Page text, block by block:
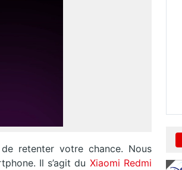
retenter votre chance. Nous
Il s’agit du Xiaomi Redmi